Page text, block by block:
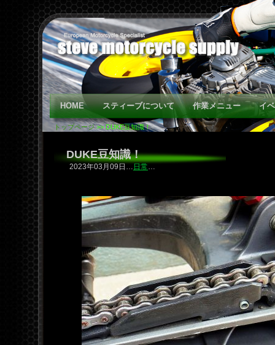
HOME スティーブについて 作業メニュー イ
トップページ>> DUKE豆知識！
DUKE豆知識！
2023年03月09日… 日常…